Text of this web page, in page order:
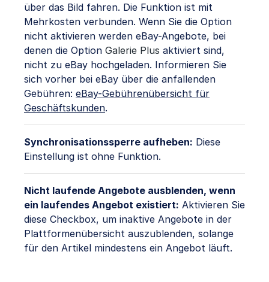
über das Bild fahren. Die Funktion ist mit
Mehrkosten verbunden. Wenn Sie die Option
nicht aktivieren werden eBay-Angebote, bei
denen die Option Galerie Plus aktiviert sind,
nicht zu eBay hochgeladen. Informieren Sie
sich vorher bei eBay über die anfallenden
Gebühren: eBay-Gebührenübersicht für
Geschäftskunden.
Synchronisationssperre aufheben: Diese
Einstellung ist ohne Funktion.
Nicht laufende Angebote ausblenden, wenn
ein laufendes Angebot existiert: Aktivieren Sie
diese Checkbox, um inaktive Angebote in der
Plattformenübersicht auszublenden, solange
für den Artikel mindestens ein Angebot läuft.